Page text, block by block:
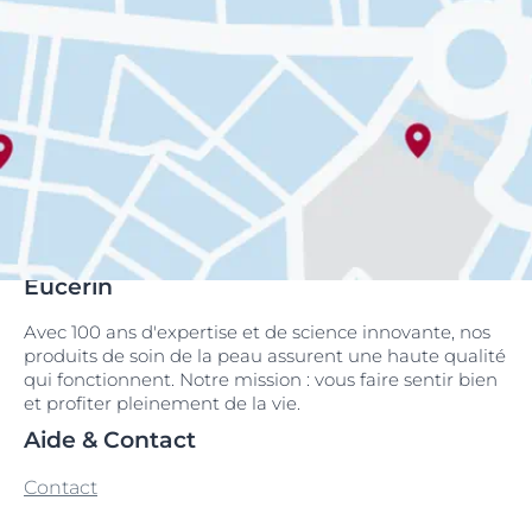
Eucerin
Avec 100 ans d'expertise et de science innovante, nos
produits de soin de la peau assurent une haute qualité
qui fonctionnent. Notre mission : vous faire sentir bien
et profiter pleinement de la vie.
Aide & Contact
Contact